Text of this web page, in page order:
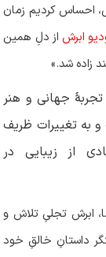
احساس کردیم زمان
ابرش از دلِ همین
زاده شد.
»
جهانی و هنر
و به تغییرات ظریف
از زیبایی در
ابرش تجلیِ تلاش و
داستانِ خالقِ خود